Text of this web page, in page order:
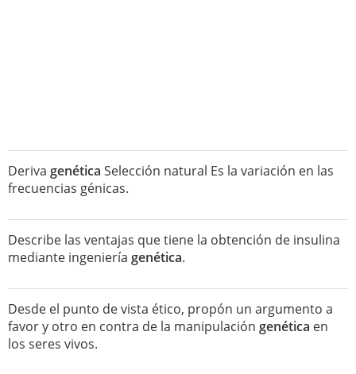
Deriva genética Selección natural Es la variación en las
frecuencias génicas.
Describe las ventajas que tiene la obtención de insulina
mediante ingeniería genética.
Desde el punto de vista ético, propón un argumento a
favor y otro en contra de la manipulación genética en
los seres vivos.